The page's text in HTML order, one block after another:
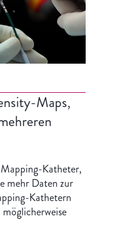
Maps,
Katheter,
mehr Daten zur
Kathetern